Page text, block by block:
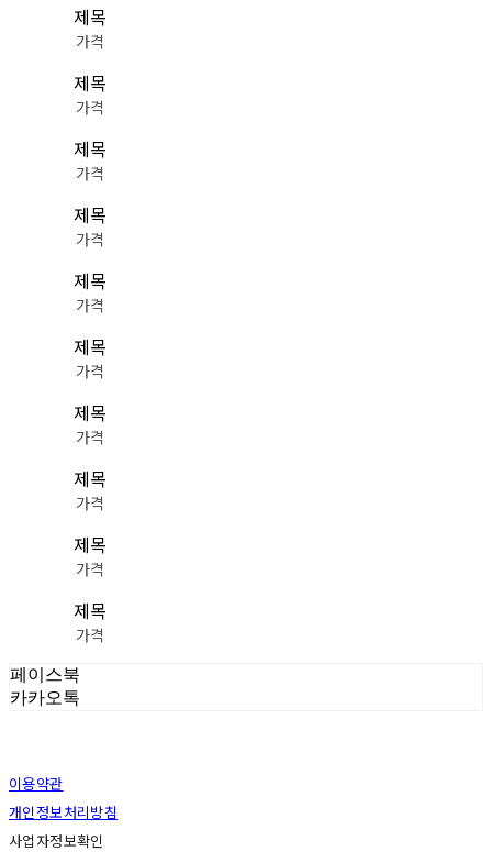
제목
가격
제목
가격
제목
가격
제목
가격
제목
가격
제목
가격
제목
가격
제목
가격
제목
가격
제목
가격
페이스북
카카오톡
이용약관
개인정보처리방침
사업자정보확인